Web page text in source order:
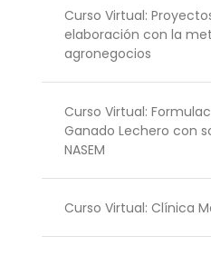
Curso Virtual:
elaboración con la
agronegocios
Curso Virtual:
Ganado Lechero con
NASEM
Curso Virtual: Clínica